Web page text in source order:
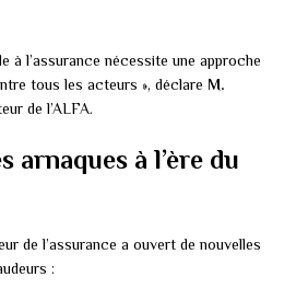
à l’assurance nécessite une approche
tous les acteurs », déclare M.
de l’ALFA.
arnaques à l’ère du
de l’assurance a ouvert de nouvelles
: